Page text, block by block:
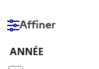
FRANÇAISE
Affiner
Année
ANNÉE